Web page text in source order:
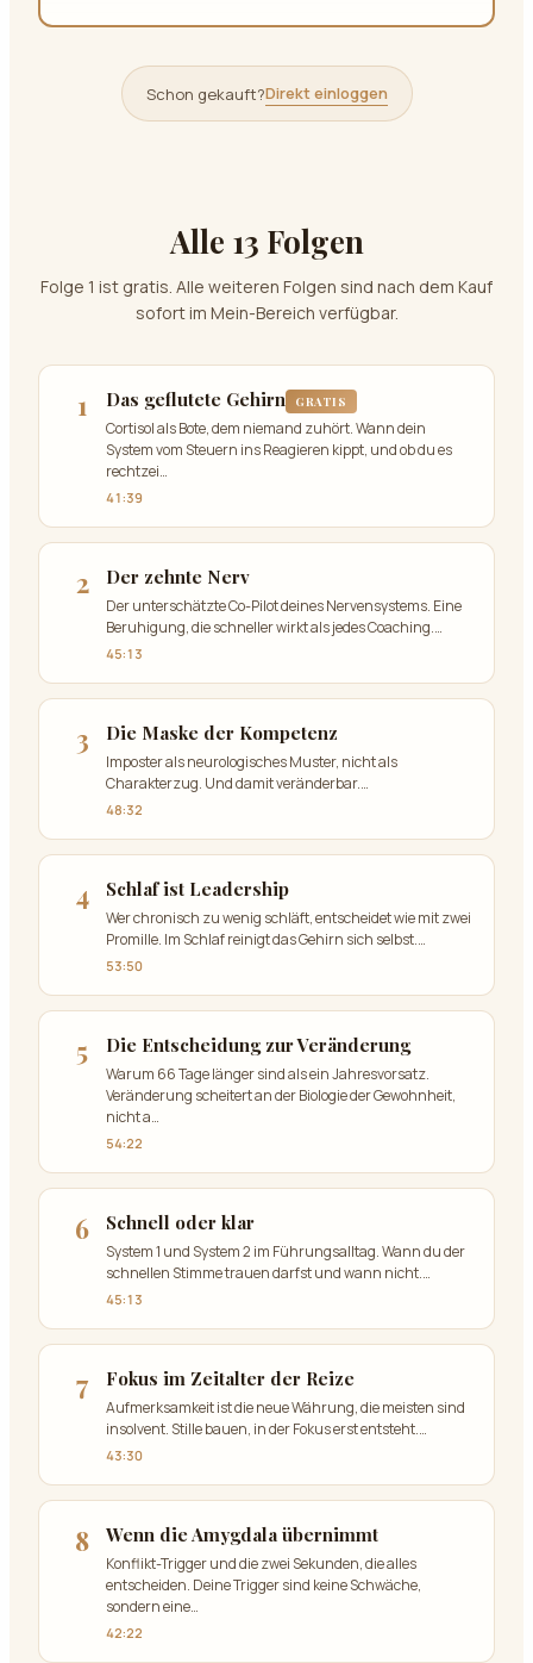
Schon gekauft?Direkt einloggen
Alle 13 Folgen
Folge 1 ist gratis. Alle weiteren Folgen sind nach dem Kauf
sofort im Mein-Bereich verfügbar.
1 Das geflutete Gehirn GRATIS
Cortisol als Bote, dem niemand zuhört. Wann dein
System vom Steuern ins Reagieren kippt, und ob du es
rechtzei…
41:39
2 Der zehnte Nerv
Der unterschätzte Co-Pilot deines Nervensystems. Eine
Beruhigung, die schneller wirkt als jedes Coaching.…
45:13
3 Die Maske der Kompetenz
Imposter als neurologisches Muster, nicht als
Charakterzug. Und damit veränderbar.…
48:32
4 Schlaf ist Leadership
Wer chronisch zu wenig schläft, entscheidet wie mit zwei
Promille. Im Schlaf reinigt das Gehirn sich selbst.…
53:50
5 Die Entscheidung zur Veränderung
Warum 66 Tage länger sind als ein Jahresvorsatz.
Veränderung scheitert an der Biologie der Gewohnheit,
nicht a…
54:22
6 Schnell oder klar
System 1 und System 2 im Führungsalltag. Wann du der
schnellen Stimme trauen darfst und wann nicht.…
45:13
7 Fokus im Zeitalter der Reize
Aufmerksamkeit ist die neue Währung, die meisten sind
insolvent. Stille bauen, in der Fokus erst entsteht.…
43:30
8 Wenn die Amygdala übernimmt
Konflikt-Trigger und die zwei Sekunden, die alles
entscheiden. Deine Trigger sind keine Schwäche,
sondern eine…
42:22